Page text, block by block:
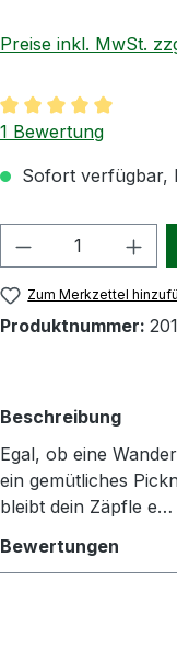
Preise inkl. MwSt.
Durchschnittliche
1 Bewertung
Sofort verfügbar,
Produkt
Zum Merkzettel
Produktnummer:
Beschreibung
Egal, ob eine
ein gemütliches
bleibt dein Zäpfle e…
Bewertungen